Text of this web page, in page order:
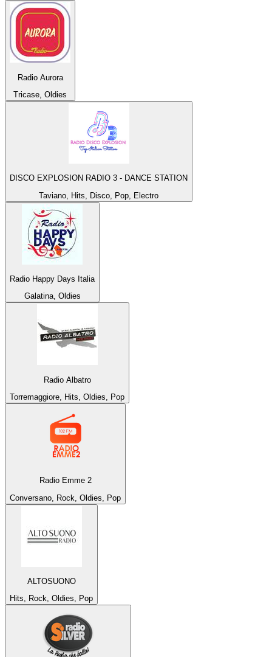
Radio Aurora
Tricase, Oldies
DISCO EXPLOSION RADIO 3 - DANCE STATION
Taviano, Hits, Disco, Pop, Electro
Radio Happy Days Italia
Galatina, Oldies
Radio Albatro
Torremaggiore, Hits, Oldies, Pop
Radio Emme 2
Conversano, Rock, Oldies, Pop
ALTOSUONO
Hits, Rock, Oldies, Pop